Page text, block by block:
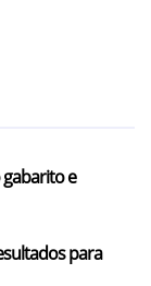
gabarito e
para